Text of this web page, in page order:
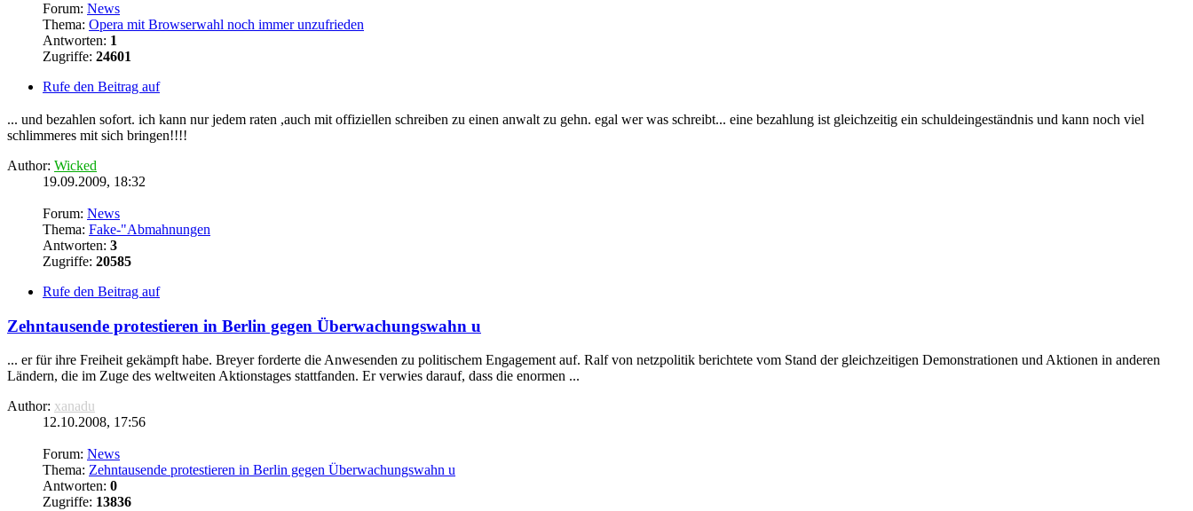
Forum: News
Thema: Opera mit Browserwahl noch immer unzufrieden
Antworten: 1
Zugriffe: 24601
Rufe den Beitrag auf
... und bezahlen sofort. ich kann nur jedem raten ,auch mit offiziellen schreiben zu einen anwalt zu gehn. egal wer was schreibt... eine bezahlung ist gleichzeitig ein schuldeingeständnis und kann noch viel
schlimmeres mit sich bringen!!!!
Author: Wicked
19.09.2009, 18:32
Forum: News
Thema: Fake-"Abmahnungen
Antworten: 3
Zugriffe: 20585
Rufe den Beitrag auf
Zehntausende protestieren in Berlin gegen Überwachungswahn u
... er für ihre Freiheit gekämpft habe. Breyer forderte die Anwesenden zu politischem Engagement auf. Ralf von netzpolitik berichtete vom Stand der gleichzeitigen Demonstrationen und Aktionen in anderen
Ländern, die im Zuge des weltweiten Aktionstages stattfanden. Er verwies darauf, dass die enormen ...
Author: xanadu
12.10.2008, 17:56
Forum: News
Thema: Zehntausende protestieren in Berlin gegen Überwachungswahn u
Antworten: 0
Zugriffe: 13836